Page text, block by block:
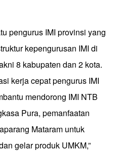
pengurus IMI provinsi yang
kepengurusan IMI di
8 kabupaten dan 2 kota.
kerja cepat pengurus IMI
mendorong IMI NTB
Pura, pemanfaatan
Mataram untuk
gelar produk UMKM,”